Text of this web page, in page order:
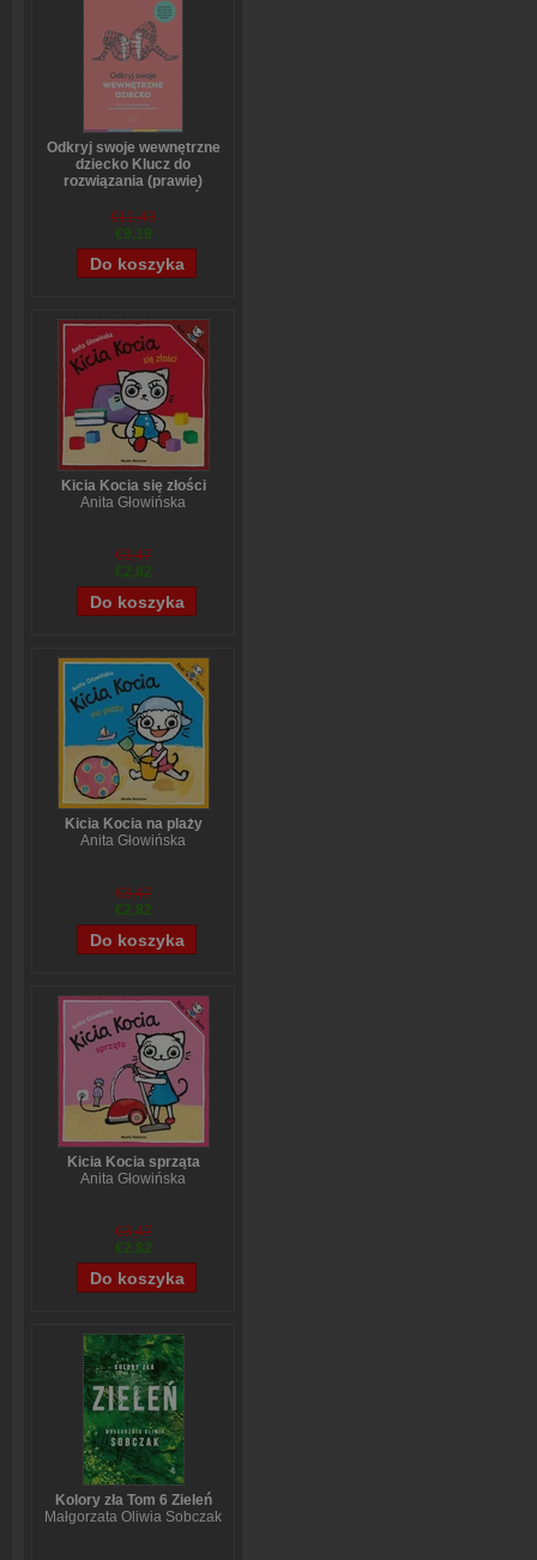
Odkryj swoje wewnętrzne
dziecko Klucz do
rozwiązania (prawie)
Stefanie Stahl
€11,43
€9,19
Kicia Kocia się złości
Anita Głowińska
€3,47
€2,82
Kicia Kocia na plaży
Anita Głowińska
€3,47
€2,82
Kicia Kocia sprząta
Anita Głowińska
€3,47
€2,82
Kolory zła Tom 6 Zieleń
Małgorzata Oliwia Sobczak